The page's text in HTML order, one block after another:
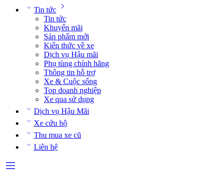
Tin tức
Tin tức
Khuyến mãi
Sản phẩm mới
Kiến thức về xe
Dịch vụ Hậu mãi
Phụ tùng chính hãng
Thông tin hỗ trợ
Xe & Cuộc sống
Top doanh nghiệp
Xe qua sử dụng
Dịch vụ Hậu Mãi
Xe cứu hộ
Thu mua xe cũ
Liên hệ